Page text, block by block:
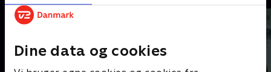
Dine data og cookies